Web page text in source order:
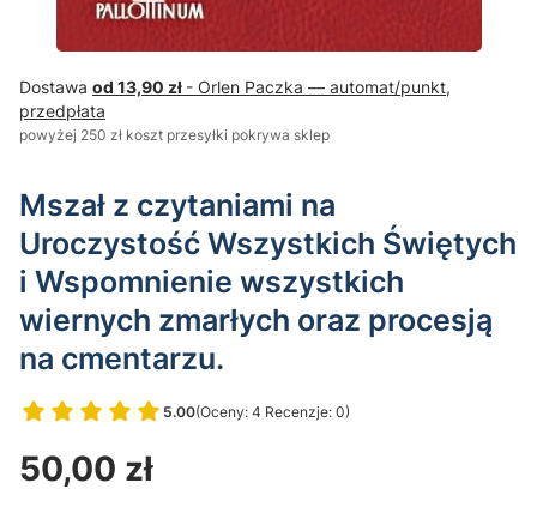
Dostawa od 13,90 zł - Orlen Paczka — automat/punkt,
przedpłata
powyżej 250 zł koszt przesyłki pokrywa sklep
Mszał z czytaniami na
Uroczystość Wszystkich Świętych
i Wspomnienie wszystkich
wiernych zmarłych oraz procesją
na cmentarzu.
5.00(Oceny: 4 Recenzje: 0)
Przejdź do sekcji Opinie
Cena
50,00 zł